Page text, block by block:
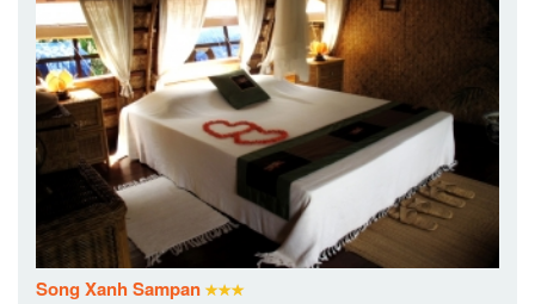
Song Xanh Sampan